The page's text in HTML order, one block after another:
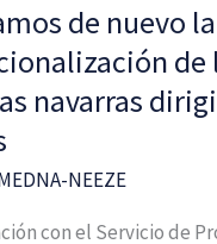
de nuevo la
de
navarras
NEEZE
con el Servicio de